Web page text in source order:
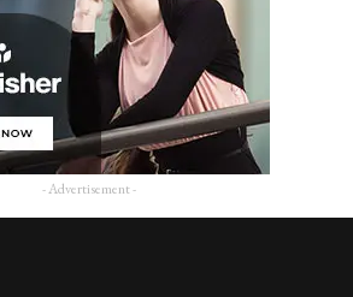
- Advertisement -